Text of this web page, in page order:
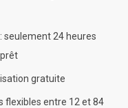
seulement 24 heures
gratuite
flexibles entre 12 et 84